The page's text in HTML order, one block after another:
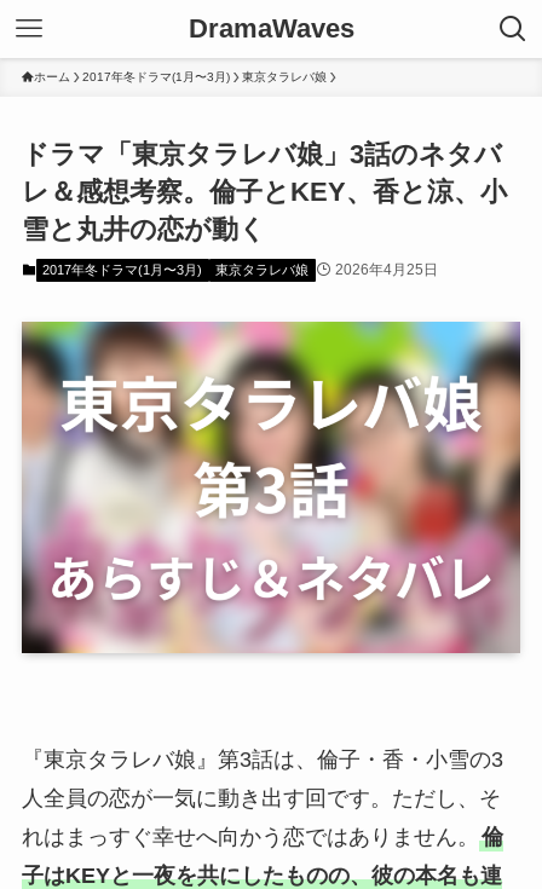
DramaWaves
ホーム 2017年冬ドラマ(1月〜3月) 東京タラレバ娘
ドラマ「東京タラレバ娘」3話のネタバ
レ＆感想考察。倫子とKEY、香と涼、小
雪と丸井の恋が動く
2017年冬ドラマ(1月〜3月) 東京タラレバ娘 2026年4月25日
『東京タラレバ娘』第3話は、倫子・香・小雪の3
人全員の恋が一気に動き出す回です。ただし、そ
れはまっすぐ幸せへ向かう恋ではありません。 倫
子はKEYと一夜を共にしたものの、彼の本名も連